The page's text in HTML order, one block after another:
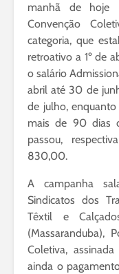
manhã de hoje
Convenção
categoria, que
retroativo a 1º de
o salário
abril até 30 de
de julho,
mais de 90 dias
passou,
830,00.
A campanha
Sindicatos dos
Têxtil e
(Massaranduba),
Coletiva,
ainda o